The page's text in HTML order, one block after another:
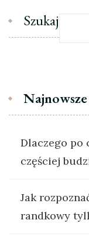
Szukaj
Dlaczego po
częściej
Jak
randkowy